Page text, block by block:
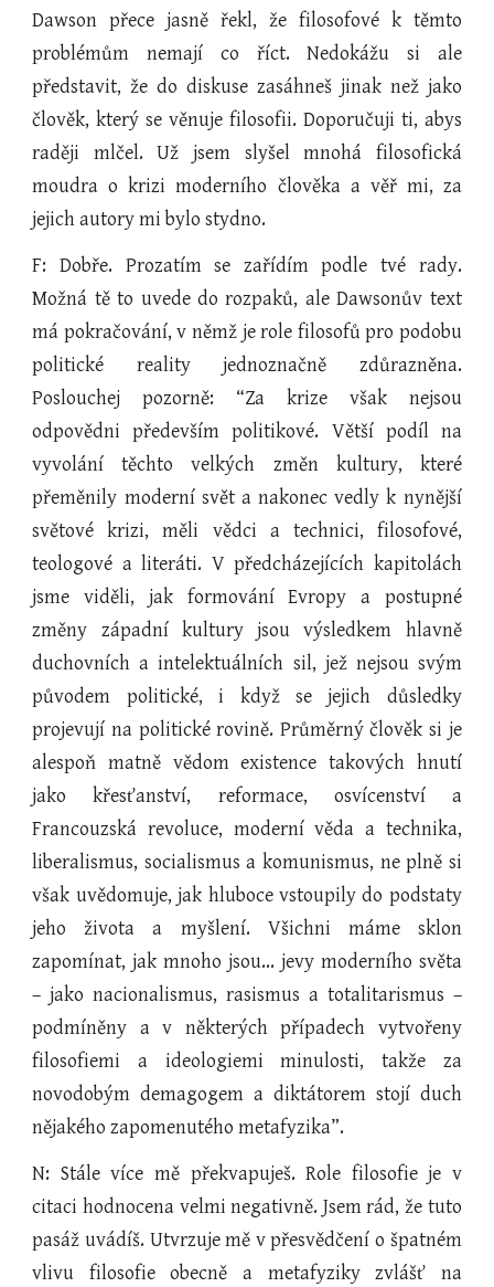
Dawson přece jasně řekl, že filosofové k těmto
problémům nemají co říct. Nedokážu si ale
představit, že do diskuse zasáhneš jinak než jako
člověk, který se věnuje filosofii. Doporučuji ti, abys
raději mlčel. Už jsem slyšel mnohá filosofická
moudra o krizi moderního člověka a věř mi, za
jejich autory mi bylo stydno.
F: Dobře. Prozatím se zařídím podle tvé rady.
Možná tě to uvede do rozpaků, ale Dawsonův text
má pokračování, v němž je role filosofů pro podobu
politické reality jednoznačně zdůrazněna.
Poslouchej pozorně: “Za krize však nejsou
odpovědni především politikové. Větší podíl na
vyvolání těchto velkých změn kultury, které
přeměnily moderní svět a nakonec vedly k nynější
světové krizi, měli vědci a technici, filosofové,
teologové a literáti. V předcházejících kapitolách
jsme viděli, jak formování Evropy a postupné
změny západní kultury jsou výsledkem hlavně
duchovních a intelektuálních sil, jež nejsou svým
původem politické, i když se jejich důsledky
projevují na politické rovině. Průměrný člověk si je
alespoň matně vědom existence takových hnutí
jako křesťanství, reformace, osvícenství a
Francouzská revoluce, moderní věda a technika,
liberalismus, socialismus a komunismus, ne plně si
však uvědomuje, jak hluboce vstoupily do podstaty
jeho života a myšlení. Všichni máme sklon
zapomínat, jak mnoho jsou... jevy moderního světa
– jako nacionalismus, rasismus a totalitarismus –
podmíněny a v některých případech vytvořeny
filosofiemi a ideologiemi minulosti, takže za
novodobým demagogem a diktátorem stojí duch
nějakého zapomenutého metafyzika”.
N: Stále více mě překvapuješ. Role filosofie je v
citaci hodnocena velmi negativně. Jsem rád, že tuto
pasáž uvádíš. Utvrzuje mě v přesvědčení o špatném
vlivu filosofie obecně a metafyziky zvlášť na